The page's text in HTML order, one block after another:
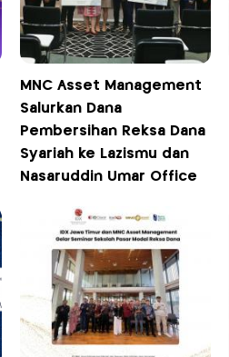
MNC Asset Management
Salurkan Dana
Pembersihan Reksa Dana
Syariah ke Lazismu dan
Nasaruddin Umar Office